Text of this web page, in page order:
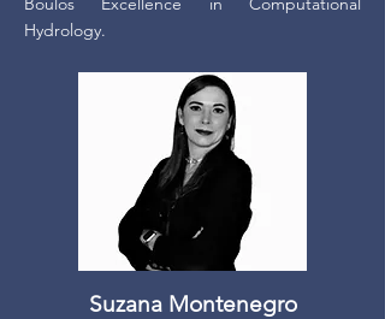
Hydrology.
Suzana Montenegro